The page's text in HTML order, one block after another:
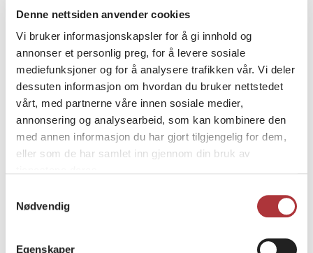
Denne nettsiden anvender cookies
Vi bruker informasjonskapsler for å gi innhold og
annonser et personlig preg, for å levere sosiale
mediefunksjoner og for å analysere trafikken vår. Vi deler
dessuten informasjon om hvordan du bruker nettstedet
vårt, med partnerne våre innen sosiale medier,
annonsering og analysearbeid, som kan kombinere den
med annen informasjon du har gjort tilgjengelig for dem,
eller som de har samlet inn gjennom din bruk av
Nødvendig
Egenskaper
Gran kommune
Grane kommune
Gratangen kommune
Grimstad kommune
Grong kommune